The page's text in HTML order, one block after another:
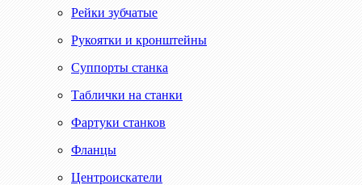
Рейки зубчатые
Рукоятки и кронштейны
Суппорты станка
Таблички на станки
Фартуки станков
Фланцы
Центроискатели